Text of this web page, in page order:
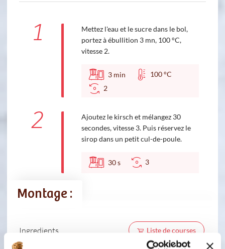
1
Mettez l'eau et le sucre dans le bol,
portez à ébullition 3 mn, 100 °C,
vitesse 2.
3 min
100 °C
2
2
Ajoutez le kirsch et mélangez 30
secondes, vitesse 3. Puis réservez le
sirop dans un petit cul-de-poule.
30s 3
Montage :
Ingredients Liste de courses